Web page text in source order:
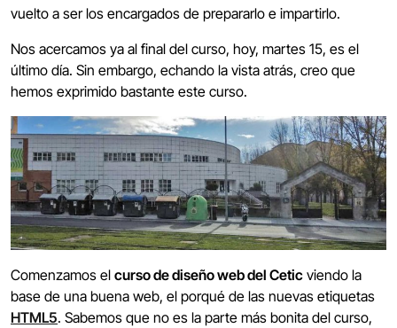
vuelto a ser los encargados de prepararlo e impartirlo.
Nos acercamos ya al final del curso, hoy, martes 15, es el
último día. Sin embargo, echando la vista atrás, creo que
hemos exprimido bastante este curso.
Comenzamos el curso de diseño web del Cetic viendo la
base de una buena web, el porqué de las nuevas etiquetas
HTML5. Sabemos que no es la parte más bonita del curso,